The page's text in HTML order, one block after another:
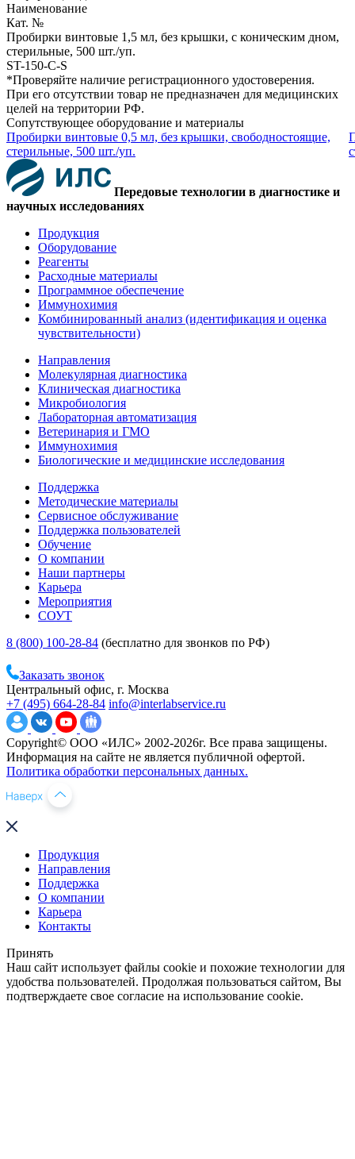
Наименование
Кат. №
Пробирки винтовые 1,5 мл, без крышки, с коническим дном,
стерильные, 500 шт./уп.
ST-150-C-S
*Проверяйте наличие регистрационного удостоверения.
При его отсутствии товар не предназначен для медицинских
целей на территории РФ.
Сопутствующее оборудование и материалы
Пробирки винтовые 0,5 мл, без крышки, свободностоящие,
стерильные, 500 шт./уп.
Передовые технологии в диагностике и
научных исследованиях
Продукция
Оборудование
Реагенты
Расходные материалы
Программное обеспечение
Иммунохимия
Комбинированный анализ (идентификация и оценка
чувствительности)
Направления
Молекулярная диагностика
Клиническая диагностика
Микробиология
Лабораторная автоматизация
Ветеринария и ГМО
Иммунохимия
Биологические и медицинские исследования
Поддержка
Методические материалы
Сервисное обслуживание
Поддержка пользователей
Обучение
О компании
Наши партнеры
Карьера
Мероприятия
СОУТ
8 (800) 100-28-84 (бесплатно для звонков по РФ)
Заказать звонок
Центральный офис, г. Москва
+7 (495) 664-28-84 info@interlabservice.ru
Copyright© ООО «ИЛС» 2002-2026г. Все права защищены.
Информация на сайте не является публичной офертой.
Политика обработки персональных данных.
Продукция
Направления
Поддержка
О компании
Карьера
Контакты
Принять
Наш сайт использует файлы cookie и похожие технологии для
удобства пользователей. Продолжая пользоваться сайтом, Вы
подтверждаете свое согласие на использование cookie.